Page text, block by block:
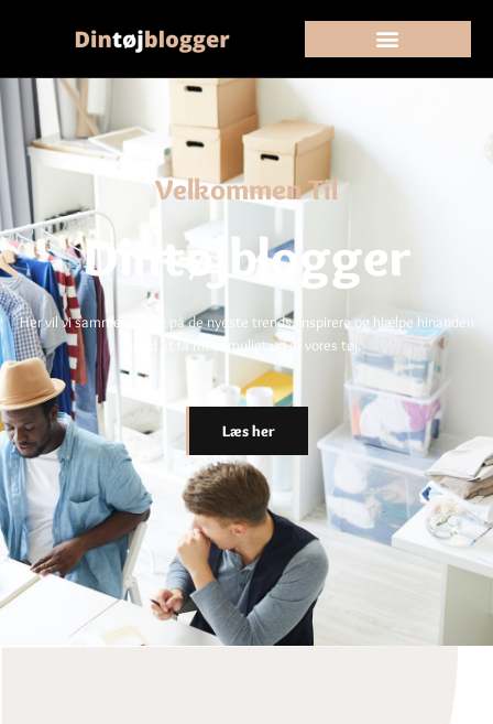
Velkommen Til
Dintøjblogger
Her vil vi sammen kigge på de nyeste trends, inspirere og hjælpe hinanden
med at få mest muligt ud af vores tøj.
Læs her